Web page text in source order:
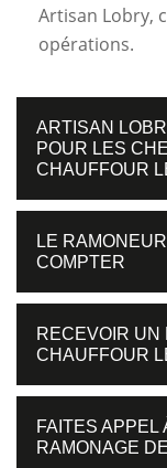
Artisan Lobry,
opérations.
ARTISAN
POUR LES
CHAUFFOUR
LE
COMPTER
RECEVOIR UN
CHAUFFOUR
FAITES APPEL
RAMONAGE